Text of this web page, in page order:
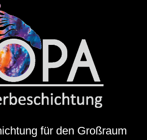
für den Großraum